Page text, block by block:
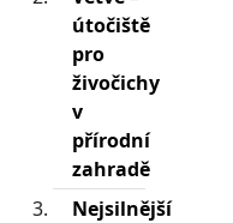
útočiště
pro
živočichy
v
přírodní
zahradě
Nejsilnější